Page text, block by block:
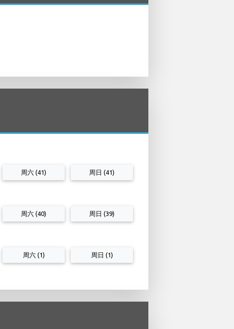
周六 (41) 周日 (41)
周六 (40) 周日 (39)
周六 (1) 周日 (1)